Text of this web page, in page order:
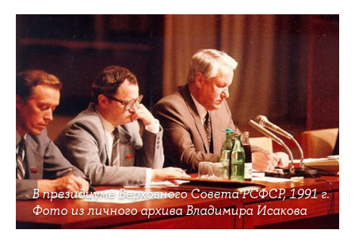
В президиуме Верховного Совета РСФСР, 1991 г.
Фото из личного архива Владимира Исакова